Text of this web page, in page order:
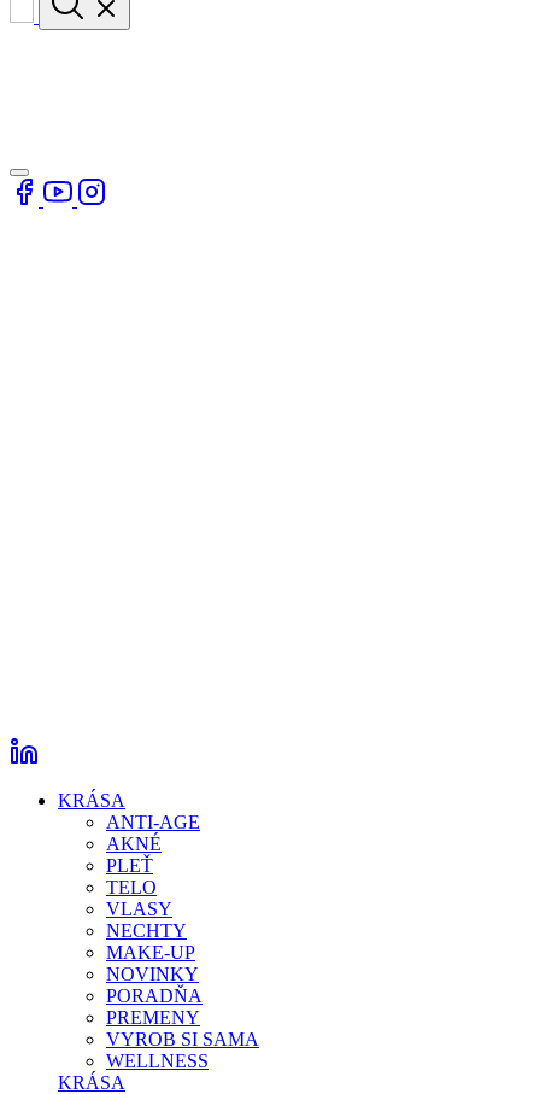
KRÁSA
ANTI-AGE
AKNÉ
PLEŤ
TELO
VLASY
NECHTY
MAKE-UP
NOVINKY
PORADŇA
PREMENY
VYROB SI SAMA
WELLNESS
KRÁSA